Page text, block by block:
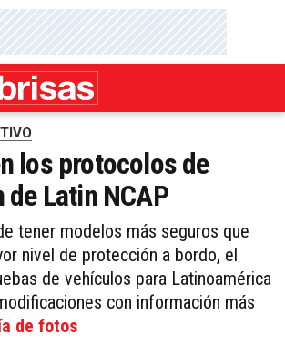
los protocolos de
Latin NCAP
tener modelos más seguros que
nivel de protección a bordo, el
de vehículos para Latinoamérica
con información más
de fotos